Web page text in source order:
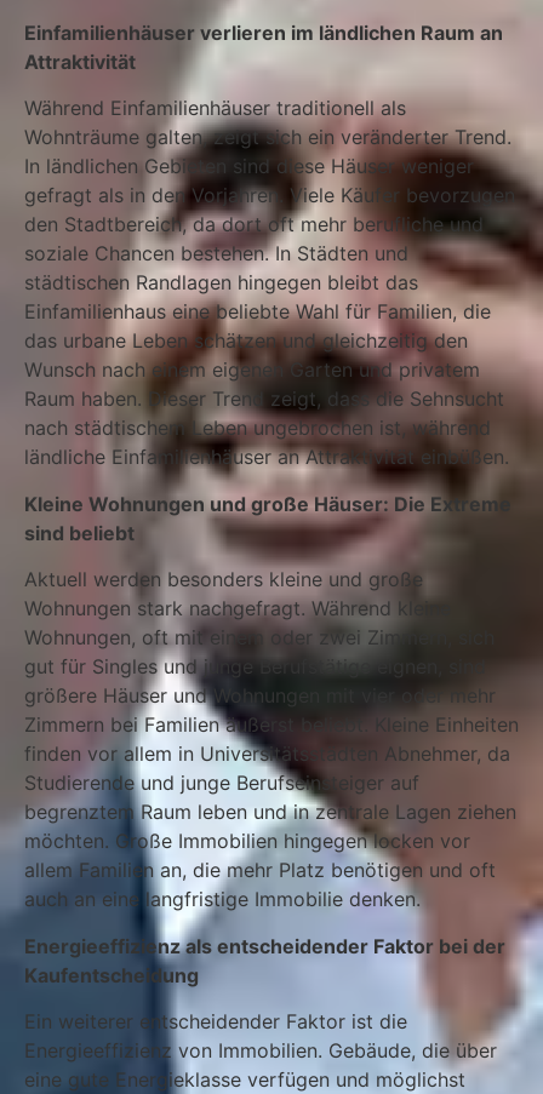
Einfamilienhäuser verlieren im ländlichen Raum an
Attraktivität
Während Einfamilienhäuser traditionell als
Wohnträume galten, zeigt sich ein veränderter Trend.
In ländlichen Gebieten sind diese Häuser weniger
gefragt als in den Vorjahren. Viele Käufer bevorzugen
den Stadtbereich, da dort oft mehr berufliche und
soziale Chancen bestehen. In Städten und
städtischen Randlagen hingegen bleibt das
Einfamilienhaus eine beliebte Wahl für Familien, die
das urbane Leben schätzen und gleichzeitig den
Wunsch nach einem eigenen Garten und privatem
Raum haben. Dieser Trend zeigt, dass die Sehnsucht
nach städtischem Leben ungebrochen ist, während
ländliche Einfamilienhäuser an Attraktivität einbüßen.
Kleine Wohnungen und große Häuser: Die Extreme
sind beliebt
Aktuell werden besonders kleine und große
Wohnungen stark nachgefragt. Während kleine
Wohnungen, oft mit einem oder zwei Zimmern, sich
gut für Singles und junge Berufstätige eignen, sind
größere Häuser und Wohnungen mit vier oder mehr
Zimmern bei Familien äußerst beliebt. Kleine Einheiten
finden vor allem in Universitätsstädten Abnehmer, da
Studierende und junge Berufseinsteiger auf
begrenztem Raum leben und in zentrale Lagen ziehen
möchten. Große Immobilien hingegen locken vor
allem Familien an, die mehr Platz benötigen und oft
auch an eine langfristige Immobilie denken.
Energieeffizienz als entscheidender Faktor bei der
Kaufentscheidung
Ein weiterer entscheidender Faktor ist die
Energieeffizienz von Immobilien. Gebäude, die über
eine gute Energieklasse verfügen und möglichst